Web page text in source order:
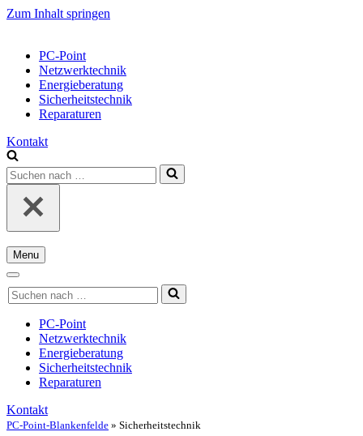
Zum Inhalt springen
PC-Point
Netzwerktechnik
Energieberatung
Sicherheitstechnik
Reparaturen
Kontakt
Suchen
nach …
Menu
Navigations-
Navigations-
Menü
Suchen
nach …
PC-Point
Netzwerktechnik
Energieberatung
Sicherheitstechnik
Reparaturen
Kontakt
PC-Point-Blankenfelde » Sicherheitstechnik